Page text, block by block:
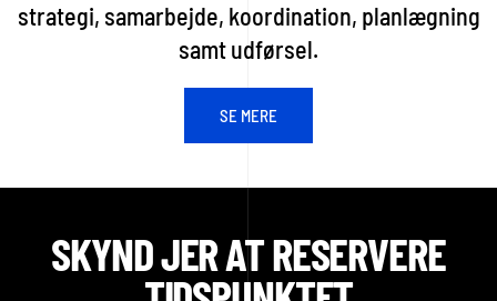
strategi, samarbejde, koordination, planlægning
samt udførsel.
SE MERE
SKYND JER AT RESERVERE